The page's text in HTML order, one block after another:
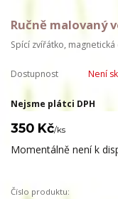
Ručně malovaný
Spící zvířátko,
Dostupnost Není
Nejsme plátci DPH
350 Kč/ks
Momentálně není k
Číslo produktu: